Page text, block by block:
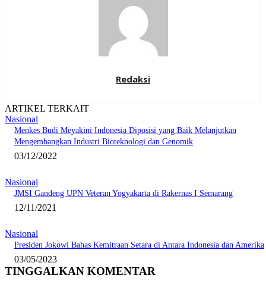
Redaksi
ARTIKEL TERKAIT
Nasional
Menkes Budi Meyakini Indonesia Diposisi yang Baik Melanjutkan
Mengembangkan Industri Bioteknologi dan Genomik
03/12/2022
Nasional
JMSI Gandeng UPN Veteran Yogyakarta di Rakernas I Semarang
12/11/2021
Nasional
Presiden Jokowi Bahas Kemitraan Setara di Antara Indonesia dan Amerika
03/05/2023
TINGGALKAN KOMENTAR